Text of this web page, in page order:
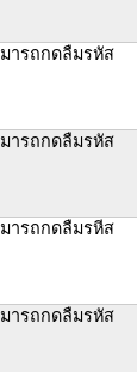
ารถกดลืมรหัส
ารถกดลืมรหัส
ารถกดลืมรหีส
ารถกดลืมรหัส